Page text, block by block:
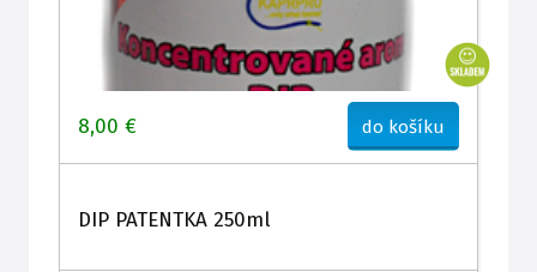
8,00 € do košíku
DIP PATENTKA 250ml